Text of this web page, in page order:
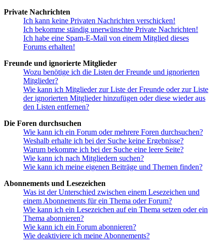
Private Nachrichten
Ich kann keine Privaten Nachrichten verschicken!
Ich bekomme ständig unerwünschte Private Nachrichten!
Ich habe eine Spam-E-Mail von einem Mitglied dieses
Forums erhalten!
Freunde und ignorierte Mitglieder
Wozu benötige ich die Listen der Freunde und ignorierten
Mitglieder?
Wie kann ich Mitglieder zur Liste der Freunde oder zur Liste
der ignorierten Mitglieder hinzufügen oder diese wieder aus
den Listen entfernen?
Die Foren durchsuchen
Wie kann ich ein Forum oder mehrere Foren durchsuchen?
Weshalb erhalte ich bei der Suche keine Ergebnisse?
Warum bekomme ich bei der Suche eine leere Seite?
Wie kann ich nach Mitgliedern suchen?
Wie kann ich meine eigenen Beiträge und Themen finden?
Abonnements und Lesezeichen
Was ist der Unterschied zwischen einem Lesezeichen und
einem Abonnements für ein Thema oder Forum?
Wie kann ich ein Lesezeichen auf ein Thema setzen oder ein
Thema abonnieren?
Wie kann ich ein Forum abonnieren?
Wie deaktiviere ich meine Abonnements?